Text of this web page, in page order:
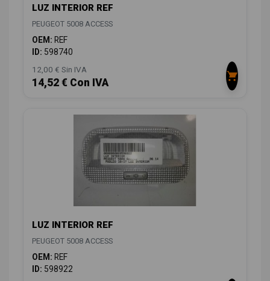
LUZ INTERIOR REF
PEUGEOT 5008 ACCESS
OEM: REF
ID: 598740
12,00 € Sin IVA
14,52 € Con IVA
LUZ INTERIOR REF
PEUGEOT 5008 ACCESS
OEM: REF
ID: 598922